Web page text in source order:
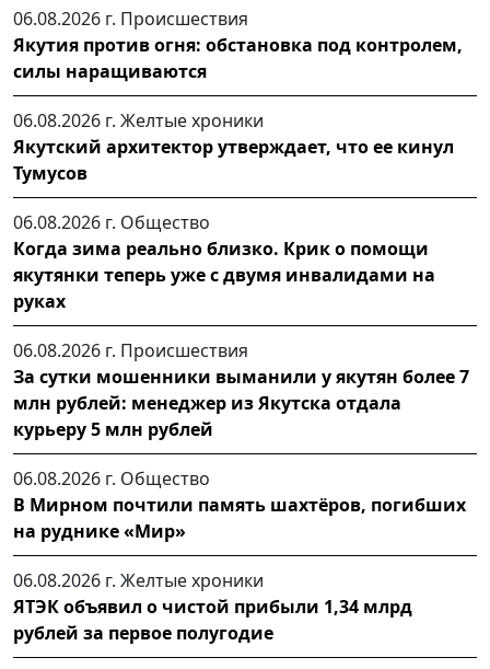
06.08.2026 г. Происшествия
Якутия против огня: обстановка под контролем,
силы наращиваются
06.08.2026 г. Желтые хроники
Якутский архитектор утверждает, что ее кинул
Тумусов
06.08.2026 г. Общество
Когда зима реально близко. Крик о помощи
якутянки теперь уже с двумя инвалидами на
руках
06.08.2026 г. Происшествия
За сутки мошенники выманили у якутян более 7
млн рублей: менеджер из Якутска отдала
курьеру 5 млн рублей
06.08.2026 г. Общество
В Мирном почтили память шахтёров, погибших
на руднике «Мир»
06.08.2026 г. Желтые хроники
ЯТЭК объявил о чистой прибыли 1,34 млрд
рублей за первое полугодие